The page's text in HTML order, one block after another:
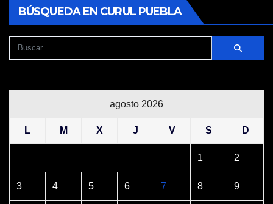
BÚSQUEDA EN CURUL PUEBLA
agosto 2026
L M X J V S D
1 2
3 4 5 6 7 8 9